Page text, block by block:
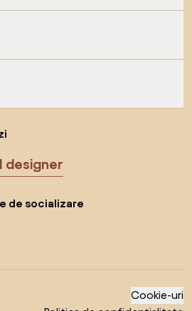
designer
de socializare
Cookie-uri